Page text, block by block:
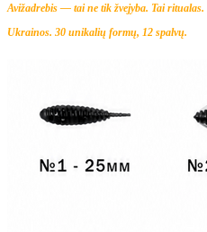
Avižadrebis — tai ne tik žvejyba. Tai ritualas.
Ukrainos. 30 unikalių formų, 12 spalvų.